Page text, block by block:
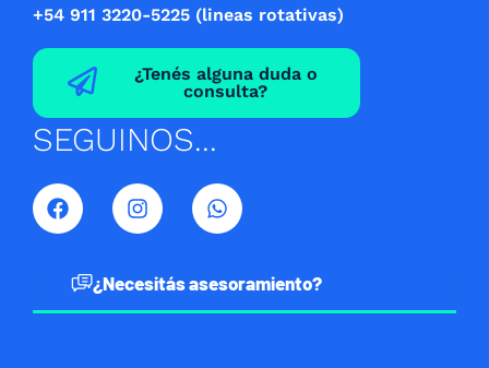
+54 911 3220-5225 (lineas rotativas)
¿Tenés alguna duda o
consulta?
SEGUINOS...
F
a
c
I
n
s
a
W
h
a
s
¿Necesitás asesoramiento?